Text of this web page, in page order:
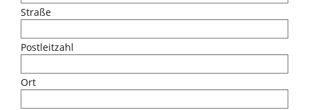
Straße
Postleitzahl
Ort